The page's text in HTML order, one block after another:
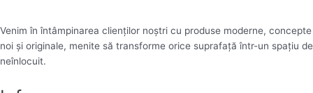
Venim în întâmpinarea clienților noștri cu produse moderne, concepte
noi și originale, menite să transforme orice suprafață într-un spațiu de
neînlocuit.